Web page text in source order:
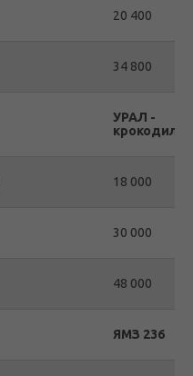
20 400
34 800
УРАЛ -
крокодил
18 000
30 000
48 000
ЯМЗ 236